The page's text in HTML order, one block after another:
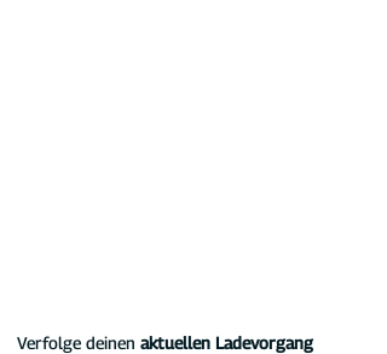
Verfolge deinen aktuellen Ladevorgang